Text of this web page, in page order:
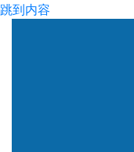
跳到内容